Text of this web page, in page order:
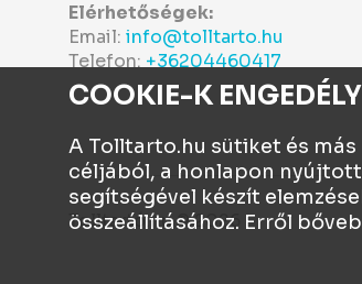
Elérhetőségek:
Email: info@tolltarto.hu
Telefon: +36204460417
Tolltartó.hu © 2026
COOKIE-K
A Tolltarto.hu sütiket és
céljából, a honlapon
segítségével készít
összeállításához. Erről